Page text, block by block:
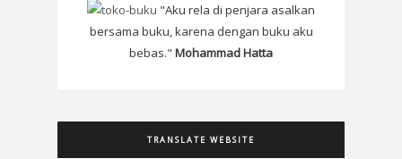
"Aku rela di penjara asalkan
bersama buku, karena dengan buku aku
bebas." Mohammad Hatta
TRANSLATE WEBSITE